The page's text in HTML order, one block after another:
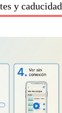
y caducidad